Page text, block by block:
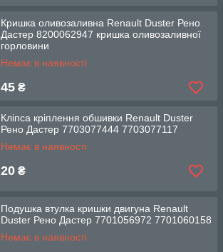
Кришка оливозаливна Renault Duster Рено
Дастер 8200062947 кришка оливозаливної
горловини
Немає в наявності
45 ₴
Кліпса кріплення обшивки Renault Duster
Рено Дастер 7703077444 7703077117
Немає в наявності
20 ₴
Подушка втулка кришки двигуна Renault
Duster Рено Дастер 7701056972 7701060158
Немає в наявності